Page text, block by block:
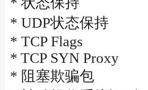
* UDP状态保持
* TCP Flags
* TCP SYN Proxy
* 阻塞欺骗包